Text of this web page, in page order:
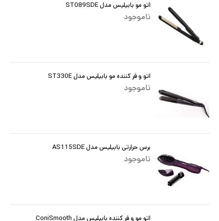
اتو مو بابیلیس مدل ST089SDE
ناموجود
اتو و فر کننده مو بابیلیس مدل ST330E
ناموجود
برس حرارتی بابیلیس مدل AS115SDE
ناموجود
اتو مو و فر کننده بابیلیس مدل ConiSmooth